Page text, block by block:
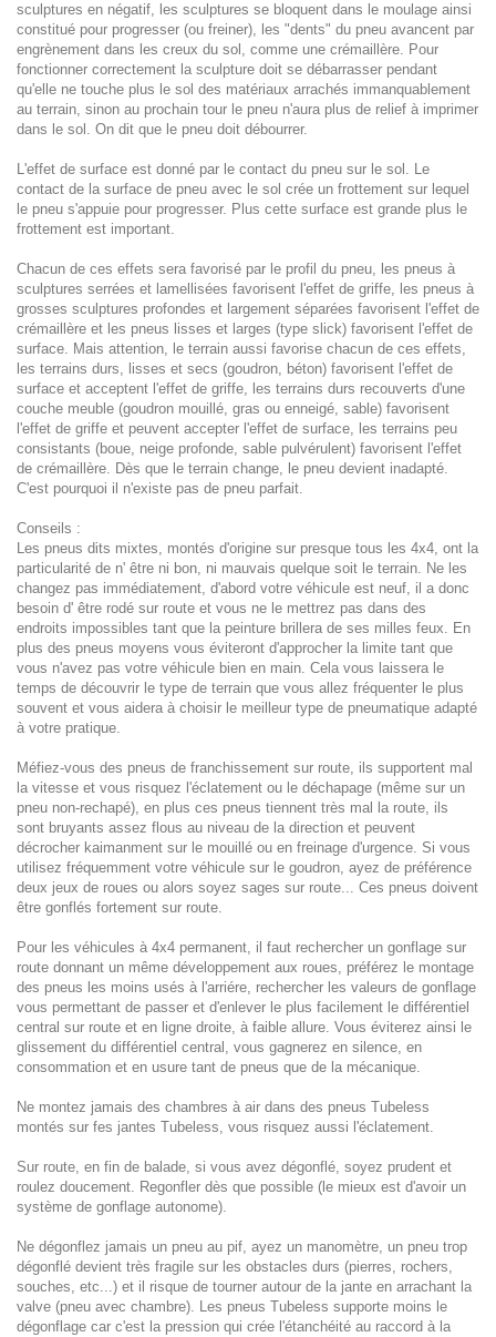
sculptures en négatif, les sculptures se bloquent dans le moulage ainsi
constitué pour progresser (ou freiner), les "dents" du pneu avancent par
engrènement dans les creux du sol, comme une crémaillère. Pour
fonctionner correctement la sculpture doit se débarrasser pendant
qu'elle ne touche plus le sol des matériaux arrachés immanquablement
au terrain, sinon au prochain tour le pneu n'aura plus de relief à imprimer
dans le sol. On dit que le pneu doit débourrer.
L'effet de surface est donné par le contact du pneu sur le sol. Le
contact de la surface de pneu avec le sol crée un frottement sur lequel
le pneu s'appuie pour progresser. Plus cette surface est grande plus le
frottement est important.
Chacun de ces effets sera favorisé par le profil du pneu, les pneus à
sculptures serrées et lamellisées favorisent l'effet de griffe, les pneus à
grosses sculptures profondes et largement séparées favorisent l'effet de
crémaillère et les pneus lisses et larges (type slick) favorisent l'effet de
surface. Mais attention, le terrain aussi favorise chacun de ces effets,
les terrains durs, lisses et secs (goudron, béton) favorisent l'effet de
surface et acceptent l'effet de griffe, les terrains durs recouverts d'une
couche meuble (goudron mouillé, gras ou enneigé, sable) favorisent
l'effet de griffe et peuvent accepter l'effet de surface, les terrains peu
consistants (boue, neige profonde, sable pulvérulent) favorisent l'effet
de crémaillère. Dès que le terrain change, le pneu devient inadapté.
C'est pourquoi il n'existe pas de pneu parfait.
Conseils :
Les pneus dits mixtes, montés d'origine sur presque tous les 4x4, ont la
particularité de n' être ni bon, ni mauvais quelque soit le terrain. Ne les
changez pas immédiatement, d'abord votre véhicule est neuf, il a donc
besoin d' être rodé sur route et vous ne le mettrez pas dans des
endroits impossibles tant que la peinture brillera de ses milles feux. En
plus des pneus moyens vous éviteront d'approcher la limite tant que
vous n'avez pas votre véhicule bien en main. Cela vous laissera le
temps de découvrir le type de terrain que vous allez fréquenter le plus
souvent et vous aidera à choisir le meilleur type de pneumatique adapté
à votre pratique.
Méfiez-vous des pneus de franchissement sur route, ils supportent mal
la vitesse et vous risquez l'éclatement ou le déchapage (même sur un
pneu non-rechapé), en plus ces pneus tiennent très mal la route, ils
sont bruyants assez flous au niveau de la direction et peuvent
décrocher kaimanment sur le mouillé ou en freinage d'urgence. Si vous
utilisez fréquemment votre véhicule sur le goudron, ayez de préférence
deux jeux de roues ou alors soyez sages sur route... Ces pneus doivent
être gonflés fortement sur route.
Pour les véhicules à 4x4 permanent, il faut rechercher un gonflage sur
route donnant un même développement aux roues, préférez le montage
des pneus les moins usés à l'arriére, rechercher les valeurs de gonflage
vous permettant de passer et d'enlever le plus facilement le différentiel
central sur route et en ligne droite, à faible allure. Vous éviterez ainsi le
glissement du différentiel central, vous gagnerez en silence, en
consommation et en usure tant de pneus que de la mécanique.
Ne montez jamais des chambres à air dans des pneus Tubeless
montés sur fes jantes Tubeless, vous risquez aussi l'éclatement.
Sur route, en fin de balade, si vous avez dégonflé, soyez prudent et
roulez doucement. Regonfler dès que possible (le mieux est d'avoir un
système de gonflage autonome).
Ne dégonflez jamais un pneu au pif, ayez un manomètre, un pneu trop
dégonflé devient très fragile sur les obstacles durs (pierres, rochers,
souches, etc...) et il risque de tourner autour de la jante en arrachant la
valve (pneu avec chambre). Les pneus Tubeless supporte moins le
dégonflage car c'est la pression qui crée l'étanchéité au raccord à la